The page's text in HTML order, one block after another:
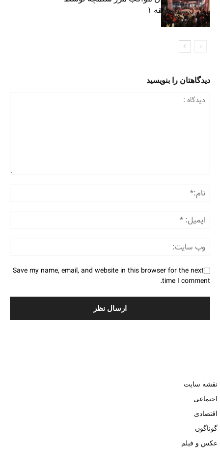
شهرداری منطقه ۱
دیدگاهتان را بنویسید
Save my name, email, and website in this browser for the next
time I comment.
نقشه سایت
اجتماعی
اقتصادی
گوناگون
عکس و فیلم